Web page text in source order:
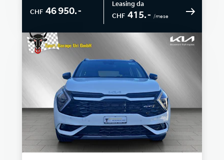
CHF 46 950.–
Leasing da
CHF 415.– /mese